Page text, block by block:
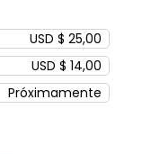
USD $ 25,00
USD $ 14,00
Próximamente